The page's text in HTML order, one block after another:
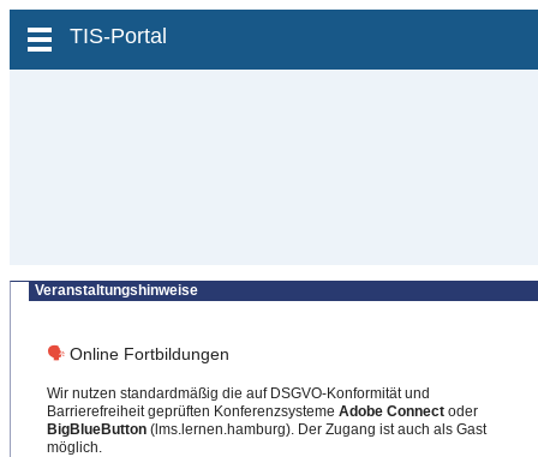
zum Inhalt wechseln
TIS-Portal
Veranstaltungshinweise
🗣 Online Fortbildungen
Wir nutzen standardmäßig die auf DSGVO-Konformität und
Barrierefreiheit geprüften Konferenzsysteme Adobe Connect oder
BigBlueButton (lms.lernen.hamburg). Der Zugang ist auch als Gast
möglich.